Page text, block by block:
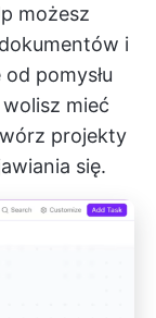
możesz
i
pomysłu
wolisz mieć
projekty
się.